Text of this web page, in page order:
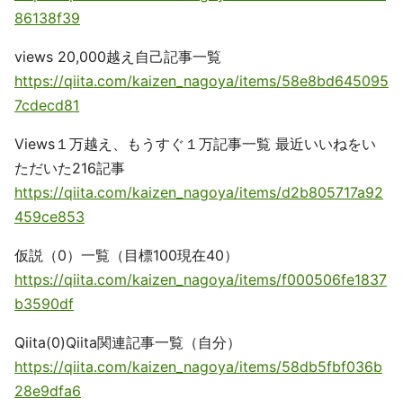
86138f39
views 20,000越え自己記事一覧
https://qiita.com/kaizen_nagoya/items/58e8bd645095
7cdecd81
Views１万越え、もうすぐ１万記事一覧 最近いいねをい
ただいた216記事
https://qiita.com/kaizen_nagoya/items/d2b805717a92
459ce853
仮説（0）一覧（目標100現在40）
https://qiita.com/kaizen_nagoya/items/f000506fe1837
b3590df
Qiita(0)Qiita関連記事一覧（自分）
https://qiita.com/kaizen_nagoya/items/58db5fbf036b
28e9dfa6